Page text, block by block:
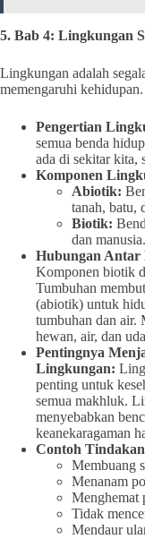
5. Bab 4: Lingkungan
Lingkungan adalah
memengaruhi kehidupan.
Pengertian
semua benda
ada di sekitar kita,
Komponen
Abiotik:
tanah, batu,
Biotik:
dan manusia.
Hubungan Antar
Komponen biotik
Tumbuhan
(abiotik) untuk
tumbuhan dan air.
hewan, air, dan
Pentingnya
Lingkungan:
penting untuk
semua makhluk.
menyebabkan
keanekaragaman
Contoh
Membuang
Menanam
Menghemat
Tidak
Mendaur